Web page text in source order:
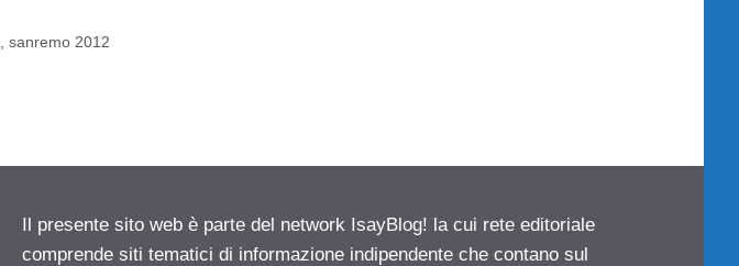
,sanremo 2012
Il presente sito web è parte del network IsayBlog! la cui rete editoriale
comprende siti tematici di informazione indipendente che contano sul